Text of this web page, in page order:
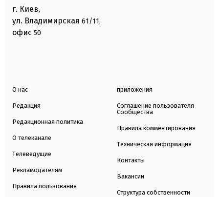
г. Киев,
ул. Владимирская 61/11,
офис 50
О нас
Редакция
Редакционная политика
О телеканале
Телеведущие
Рекламодателям
Правила пользования
приложения
Соглашение пользователя
Сообщества
Правила комментирования
Техническая информация
Контакты
Вакансии
Структура собственности